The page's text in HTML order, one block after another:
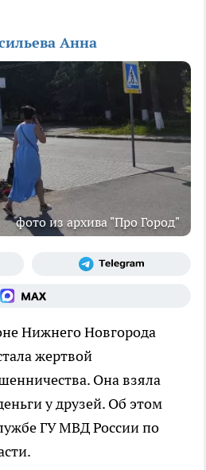
Анна
фото из архива "Про Город"
Нижнего Новгорода
жертвой
Она взяла
у друзей. Об этом
ГУ МВД России по